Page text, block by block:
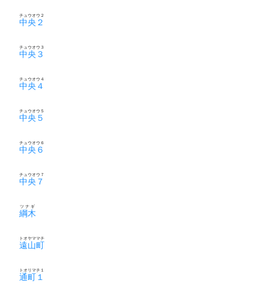
中央２
チュウオウ２
中央３
チュウオウ３
中央４
チュウオウ４
中央５
チュウオウ５
中央６
チュウオウ６
中央７
チュウオウ７
綱木
ツナギ
遠山町
トオヤママチ
通町１
トオリマチ１